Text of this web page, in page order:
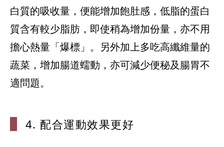
白質的吸收量，便能增加飽肚感，低脂的蛋白
質含有較少脂肪，即使稍為增加份量，亦不用
擔心熱量「爆標」。另外加上多吃高纖維量的
蔬菜，增加腸道蠕動，亦可減少便秘及腸胃不
4. 配合運動效果更好